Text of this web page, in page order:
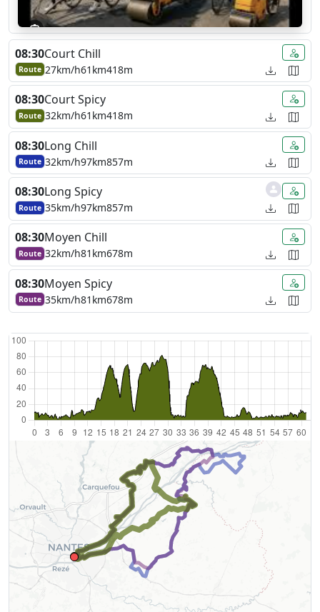
08:30Court Chill
Route 27km/h61km418m
08:30Court Spicy
Route 32km/h61km418m
08:30Long Chill
Route 32km/h97km857m
08:30Long Spicy
Route 35km/h97km857m
08:30Moyen Chill
Route 32km/h81km678m
08:30Moyen Spicy
Route 35km/h81km678m